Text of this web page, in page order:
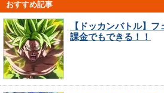
おすすめ記事
【ドッカンバトル】
課金でもできる！！